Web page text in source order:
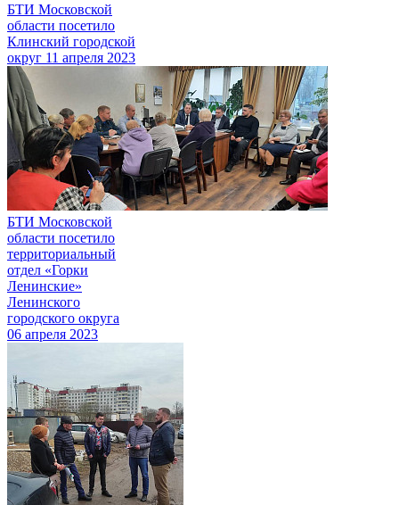
БТИ Московской
области посетило
Клинский городской
округ 11 апреля 2023
БТИ Московской
области посетило
территориальный
отдел «Горки
Ленинские»
Ленинского
городского округа
06 апреля 2023